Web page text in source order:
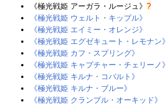
《極光戦姫 アーガラ・ルージュ》 ?
《極光戦姫 ウェルト・キップル》
《極光戦姫 エイミー・オレンジ》
《極光戦姫 エグゼキュート・レモナン》‎
《極光戦姫 カフ・スプリング》‎
《極光戦姫 キャプチャー・チェリーノ》
《極光戦姫 キルナ・コバルト》
《極光戦姫 キルナ・ブルー》
《極光戦姫 クランプル・オーキッド》‎